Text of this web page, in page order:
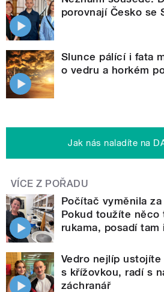
porovnají Česko se
Slunce pálící i fata
o vedru a horkém
Jak nás naladíte na
VÍCE Z POŘADU
Počítač vyměnila
Pokud toužíte něco
rukama, posadí tam
Vedro nejlíp ustojíte
s křížovkou, radí s
záchranář